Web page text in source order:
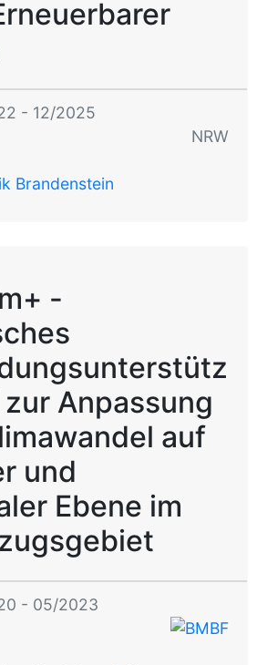
- 12/2025
Brandenstein
NRW
-
Anpassung
auf
und
Ebene im
- 05/2023